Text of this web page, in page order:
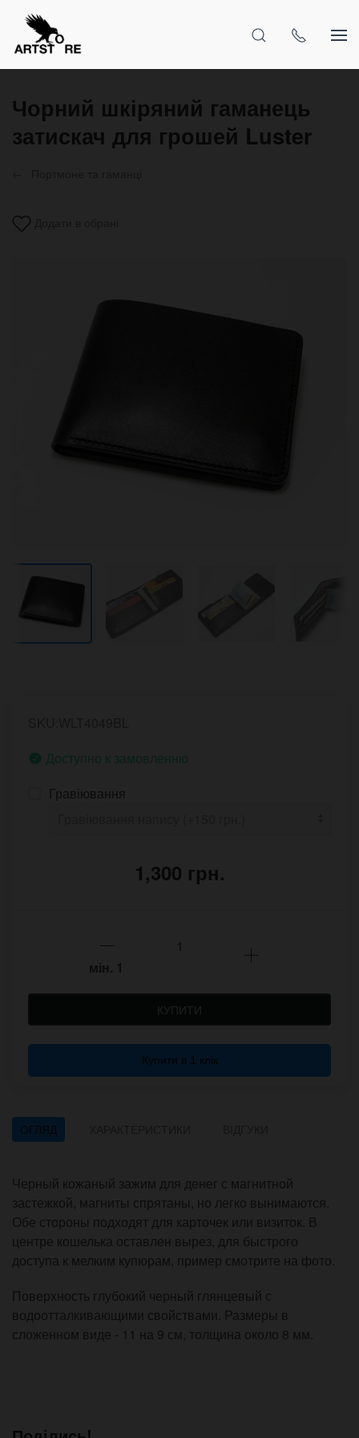
Чорний шкіряний гаманець
затискач для грошей Luster
Доступно к замовленню
Гравіювання
1,300 грн.
мін. 1
КУПИТИ
Купити в 1 клік
ОГЛЯД
Черный кожаный зажим для денег с магнитной
застежкой, магниты спрятаны, но легко вынимаются.
Обе стороны подходят для карточек или визиток. В
центре кошелька оставлен вырез, для быстрого
доступа к мелким купюрам, пример смотрите на фото.
Поверхность глубокий черный глянцевый с
водоотталкивающими свойствами. Размеры в
сложенном виде - 11 на 9 см, толщина около 8 мм.